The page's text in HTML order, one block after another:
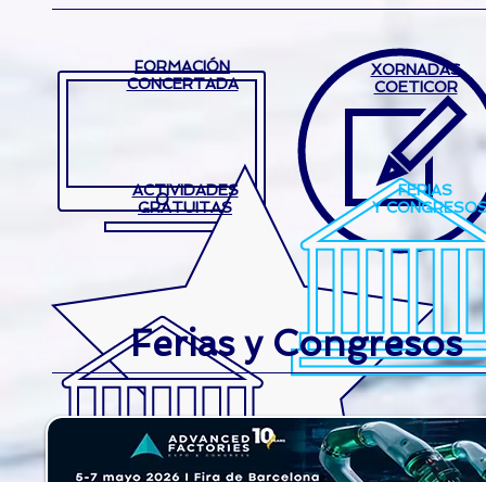
FORMACIÓN
CONCERTADA
XORNADAS
COETICOR
ACTIVIDADES
GRATUITAS
FERIAS
Y
Ferias y Congresos